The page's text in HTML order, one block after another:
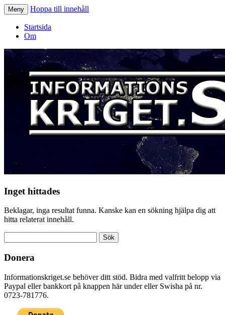
Informationskriget.se
Meny Hoppa till innehåll
Startsida
Om
Inget hittades
Beklagar, inga resultat funna. Kanske kan en sökning hjälpa dig att
hitta relaterat innehåll.
efter:
Donera
Informationskriget.se behöver ditt stöd. Bidra med valfritt belopp via
Paypal eller bankkort på knappen här under eller Swisha på nr.
0723-781776.